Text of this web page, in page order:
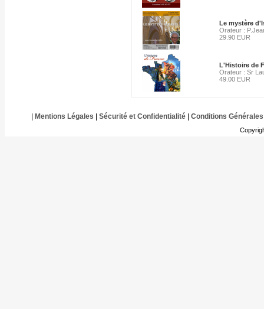
Le mystère
Orateur :
29.90 EUR
L'Histoire de
Orateur : Sr
49.00 EUR
Mentions Légales Sécurité et Confidentialité| Conditions Générales